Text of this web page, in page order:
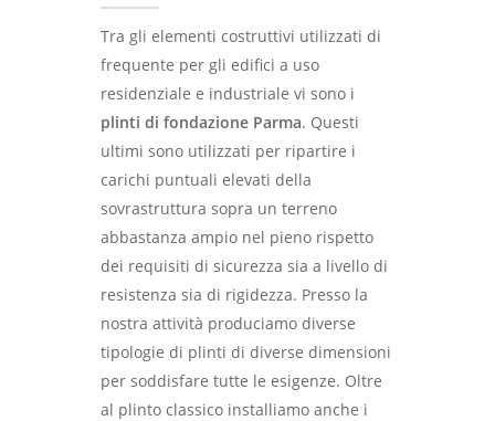
Tra gli elementi costruttivi utilizzati di
frequente per gli edifici a uso
residenziale e industriale vi sono i
plinti di fondazione Parma. Questi
ultimi sono utilizzati per ripartire i
carichi puntuali elevati della
sovrastruttura sopra un terreno
abbastanza ampio nel pieno rispetto
dei requisiti di sicurezza sia a livello di
resistenza sia di rigidezza. Presso la
nostra attività produciamo diverse
tipologie di plinti di diverse dimensioni
per soddisfare tutte le esigenze. Oltre
al plinto classico installiamo anche i